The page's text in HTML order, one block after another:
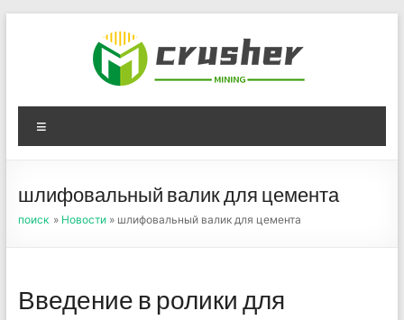
Оборудование для
дробления угля,
измельчения печного
порошка
шлифовальный валик для цемента
поиск » Новости» шлифовальный валик для цемента
Введение в ролики для